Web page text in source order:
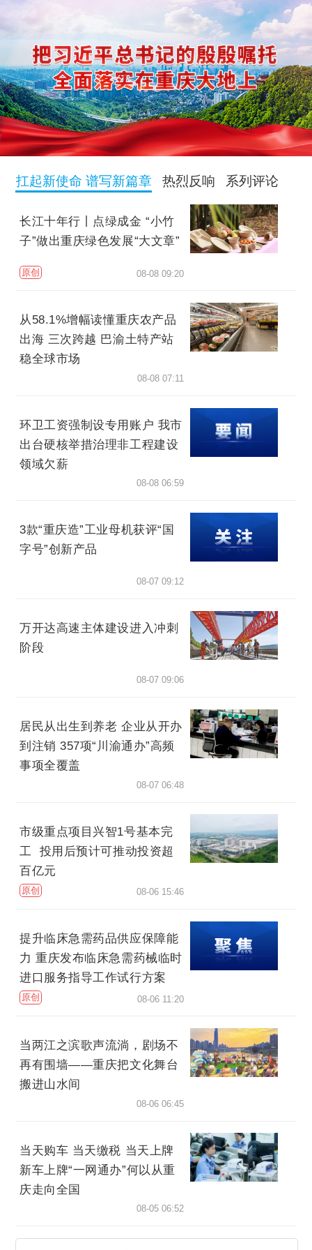
扛起新使命 谱写新篇章 热烈反响 系列评论
长江十年行丨点绿成金 “小竹
子”做出重庆绿色发展“大文章”
原创 08-08 09:20
从58.1%增幅读懂重庆农产品
出海 三次跨越 巴渝土特产站
稳全球市场
08-08 07:11
环卫工资强制设专用账户 我市
出台硬核举措治理非工程建设
领域欠薪
08-08 06:59
3款“重庆造”工业母机获评“国
字号”创新产品
08-07 09:12
万开达高速主体建设进入冲刺
阶段
08-07 09:06
居民从出生到养老 企业从开办
到注销 357项“川渝通办”高频
事项全覆盖
08-07 06:48
市级重点项目兴智1号基本完
工 投用后预计可推动投资超
百亿元
原创 08-06 15:46
提升临床急需药品供应保障能
力 重庆发布临床急需药械临时
进口服务指导工作试行方案
原创 08-06 11:20
当两江之滨歌声流淌，剧场不
再有围墙——重庆把文化舞台
搬进山水间
08-06 06:45
当天购车 当天缴税 当天上牌
新车上牌“一网通办”何以从重
庆走向全国
08-05 06:52